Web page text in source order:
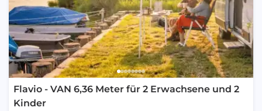
Flavio - VAN 6,36 Meter für 2 Erwachsene und 2
Kinder